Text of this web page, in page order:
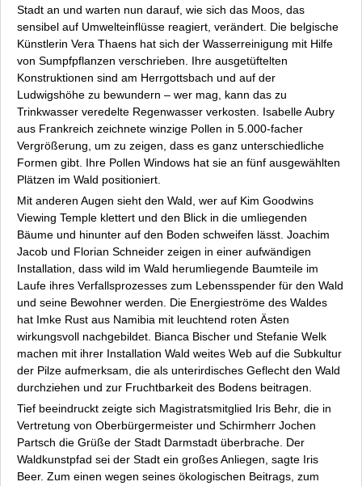
Stadt an und warten nun darauf, wie sich das Moos, das
sensibel auf Umwelteinflüsse reagiert, verändert. Die belgische
Künstlerin Vera Thaens hat sich der Wasserreinigung mit Hilfe
von Sumpfpflanzen verschrieben. Ihre ausgetüftelten
Konstruktionen sind am Herrgottsbach und auf der
Ludwigshöhe zu bewundern – wer mag, kann das zu
Trinkwasser veredelte Regenwasser verkosten. Isabelle Aubry
aus Frankreich zeichnete winzige Pollen in 5.000-facher
Vergrößerung, um zu zeigen, dass es ganz unterschiedliche
Formen gibt. Ihre Pollen Windows hat sie an fünf ausgewählten
Plätzen im Wald positioniert.
Mit anderen Augen sieht den Wald, wer auf Kim Goodwins
Viewing Temple klettert und den Blick in die umliegenden
Bäume und hinunter auf den Boden schweifen lässt. Joachim
Jacob und Florian Schneider zeigen in einer aufwändigen
Installation, dass wild im Wald herumliegende Baumteile im
Laufe ihres Verfallsprozesses zum Lebensspender für den Wald
und seine Bewohner werden. Die Energieströme des Waldes
hat Imke Rust aus Namibia mit leuchtend roten Ästen
wirkungsvoll nachgebildet. Bianca Bischer und Stefanie Welk
machen mit ihrer Installation Wald weites Web auf die Subkultur
der Pilze aufmerksam, die als unterirdisches Geflecht den Wald
durchziehen und zur Fruchtbarkeit des Bodens beitragen.
Tief beeindruckt zeigte sich Magistratsmitglied Iris Behr, die in
Vertretung von Oberbürgermeister und Schirmherr Jochen
Partsch die Grüße der Stadt Darmstadt überbrache. Der
Waldkunstpfad sei der Stadt ein großes Anliegen, sagte Iris
Beer. Zum einen wegen seines ökologischen Beitrags, zum